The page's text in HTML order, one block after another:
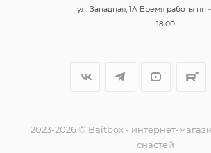
ул. Западная, 1А Время работы пн -
18.00
2023-2026 © Baitbox - интернет-
снастей